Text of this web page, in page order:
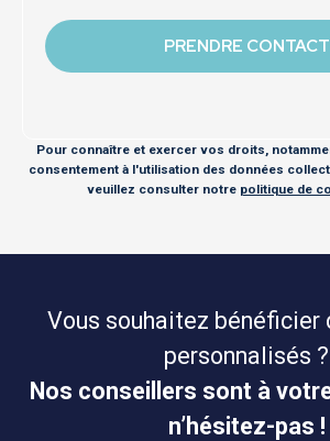
Pour connaître et exercer vos droits,
consentement à l'utilisation des données
veuillez consulter notre politique de
Vous souhaitez bénéficier
personnalisés ?
Nos conseillers sont à
n’hésitez-pas !